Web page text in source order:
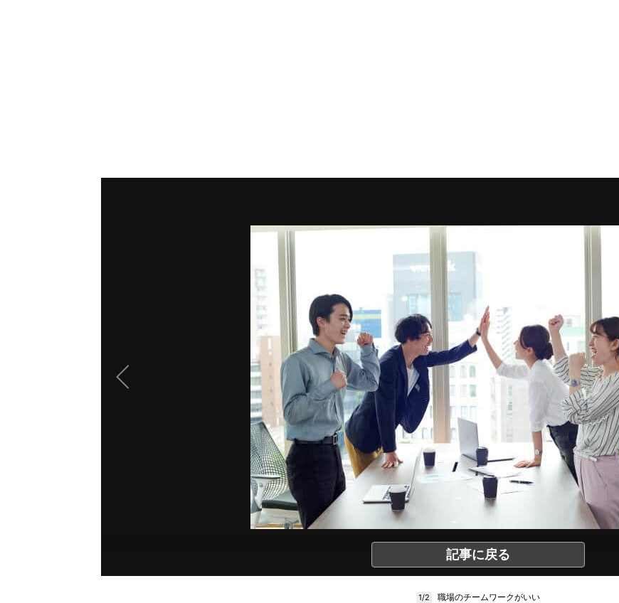
記事に戻る
1/2 職場のチームワークがいい